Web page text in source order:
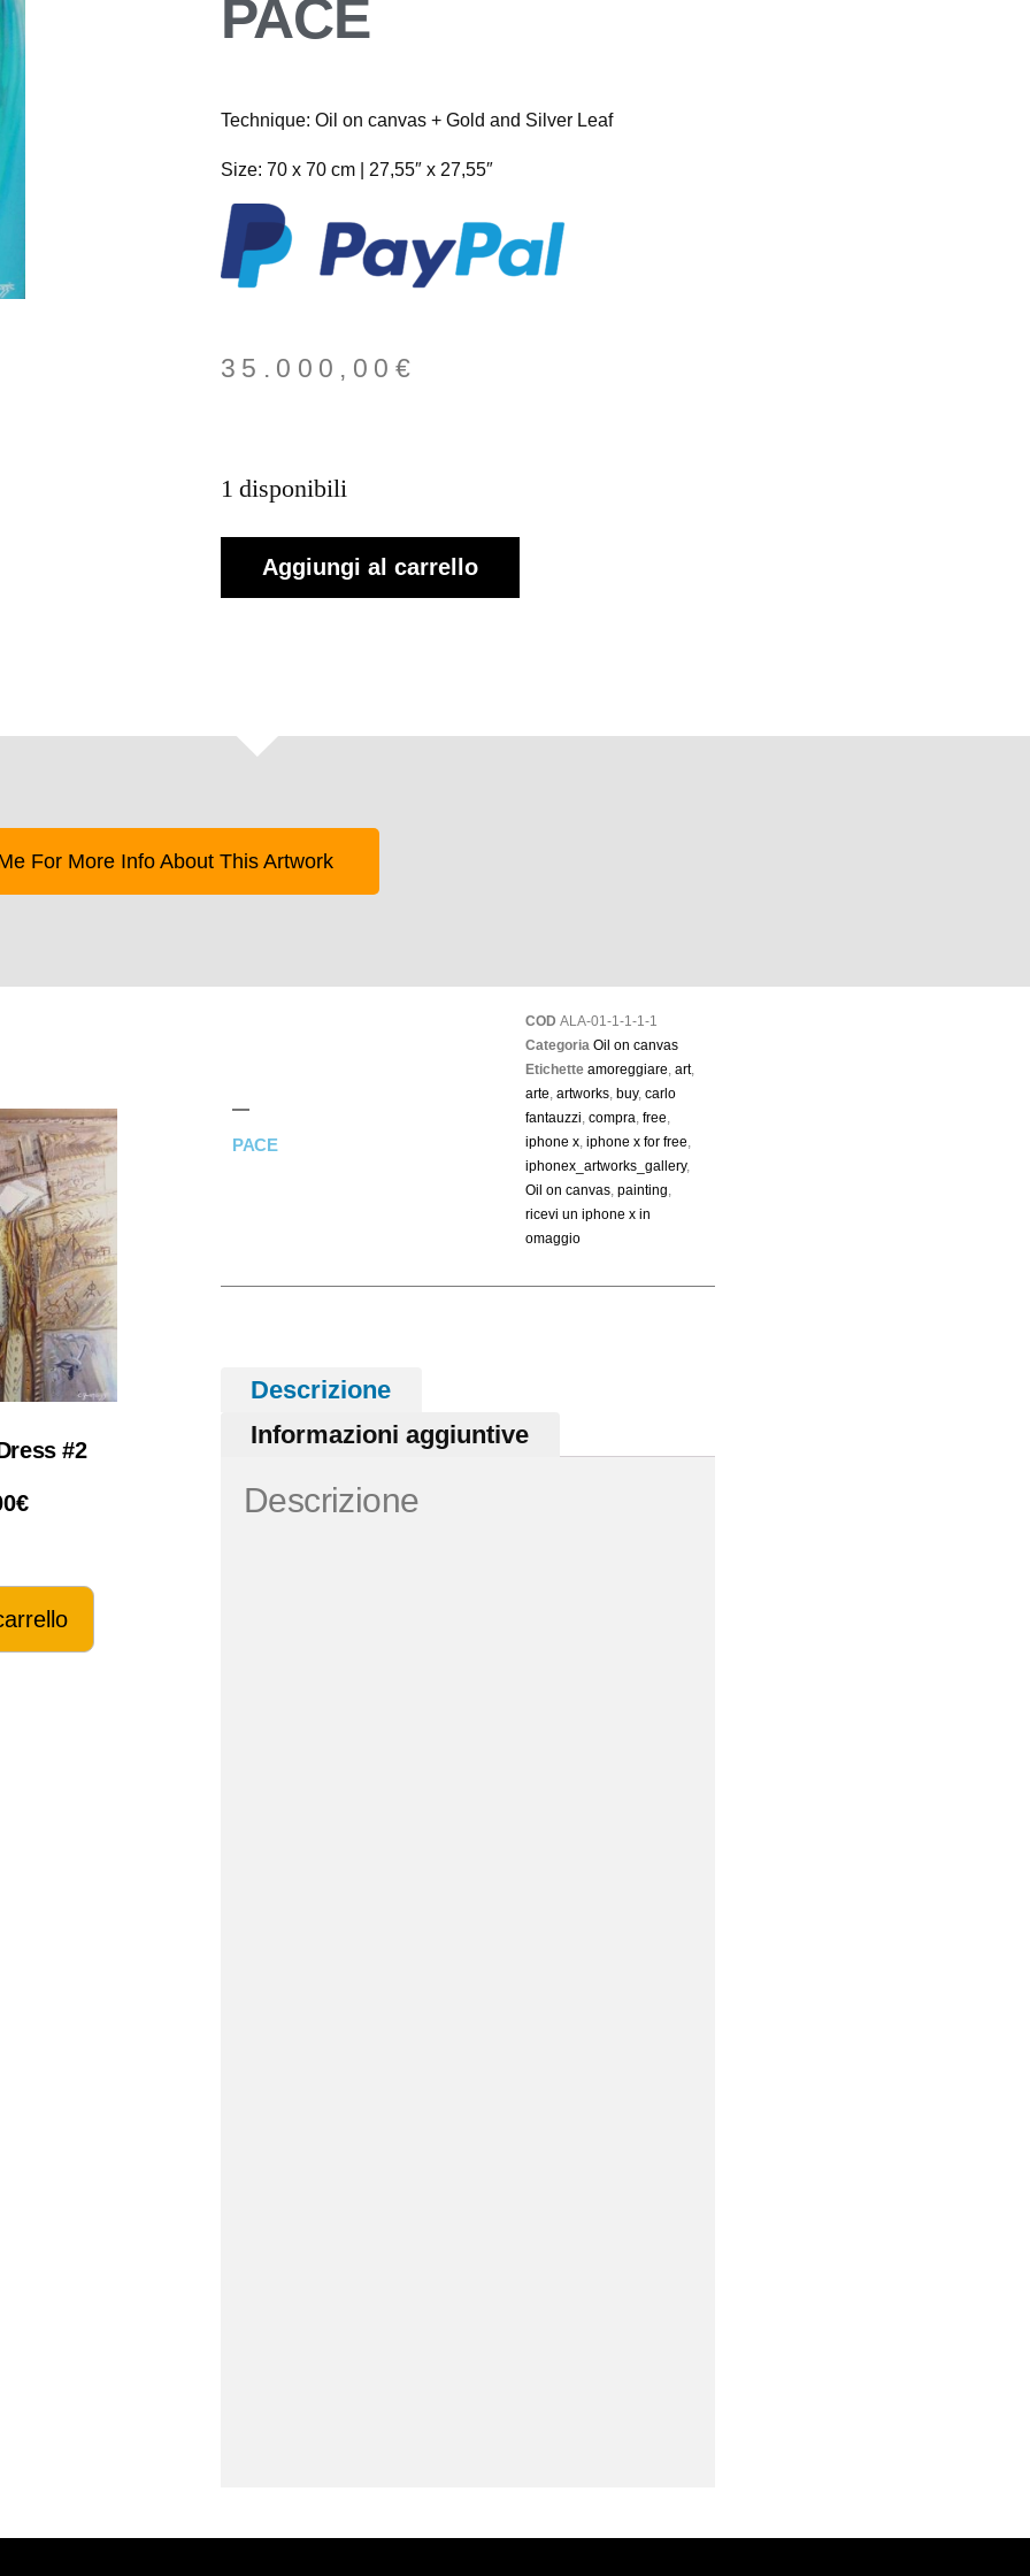
PACE
Technique: Oil on canvas + Gold and Silver Leaf
Size: 70 x 70 cm | 27,55″ x 27,55″
35.000,00 €
1 disponibili
Aggiungi al carrello
For More Info About This Artwork
#2
€
PACE
COD ALA-01-1-1-1-1
Categoria Oil on canvas
Etichette amoreggiare, art,
arte, artworks, buy, carlo
fantauzzi, compra, free,
iphone x, iphone x for free,
iphonex_artworks_gallery,
Oil on canvas, painting,
ricevi un iphone x in
omaggio
Descrizione
Informazioni aggiuntive
Descrizione